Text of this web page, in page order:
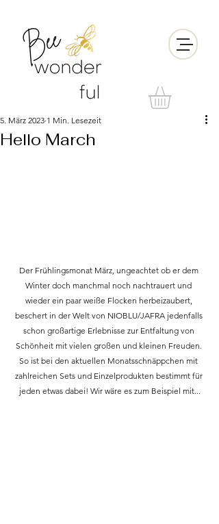
Hello March
5. März 2023 1 Min. Lesezeit
Der Frühlingsmonat März, ungeachtet ob er dem
Winter doch manchmal noch nachtrauert und
wieder ein paar weiße Flocken herbeizaubert,
beschert in der Welt von NIOBLU/JAFRA jedenfalls
schon großartige Erlebnisse zur Entfaltung von
Schönheit mit vielen großen und kleinen Freuden.
So ist bei den aktuellen Monatsschnäppchen mit
zahlreichen Sets und Einzelprodukten bestimmt für
jeden etwas dabei! Wir wäre es zum Beispiel mit...